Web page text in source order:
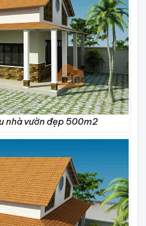
nhà vườn đẹp 500m2